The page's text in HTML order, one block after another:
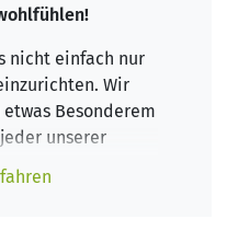
nicht einfach nur
Wir
Besonderem
unserer